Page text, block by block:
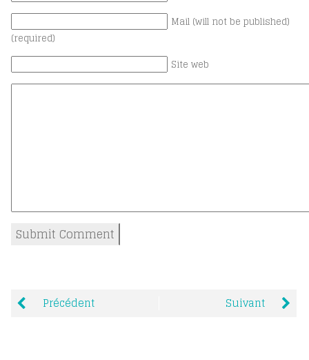
Mail (will not be published)
(required)
Site web
Précédent Suivant